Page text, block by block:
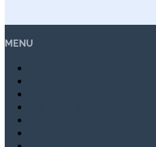
MENU